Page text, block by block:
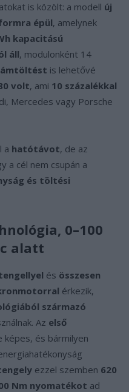
is közölt: a modell új
épül, amelynek
kapacitású
áll, modulonként 14
is lehetővé
volt, ami 10 százalékkal
Mercedes vagy Porsche
a hatótávot, de az
a cél nem csupán a
és töltési
0–100
alatt
és összesen
érkezik,
származó
Az első
és bármilyen
ezzel szemben 620
Nm nyomatékot ad